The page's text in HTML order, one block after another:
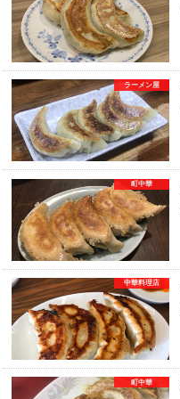
ラーメン屋
町中華
中華料理店
町中華